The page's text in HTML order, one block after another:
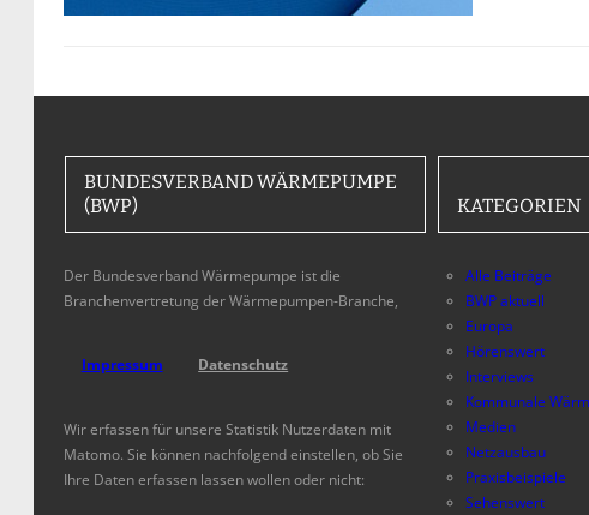
BUNDESVERBAND WÄRMEPUMPE
(BWP)
Der Bundesverband Wärmepumpe ist die
Branchenvertretung der Wärmepumpen-Branche,
Impressum Datenschutz
Wir erfassen für unsere Statistik Nutzerdaten mit
Matomo. Sie können nachfolgend einstellen, ob Sie
Ihre Daten erfassen lassen wollen oder nicht:
KATEGORIEN
Alle Beiträge
BWP aktuell
Europa
Hörenswert
Interviews
Kommunale
Medien
Netzausbau
Praxisbeispiele
Sehenswert